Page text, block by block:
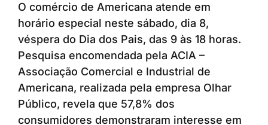
O comércio de Americana atende em
horário especial neste sábado, dia 8,
véspera do Dia dos Pais, das 9 às 18 horas.
Pesquisa encomendada pela ACIA –
Associação Comercial e Industrial de
Americana, realizada pela empresa Olhar
Público, revela que 57,8% dos
consumidores demonstraram interesse em